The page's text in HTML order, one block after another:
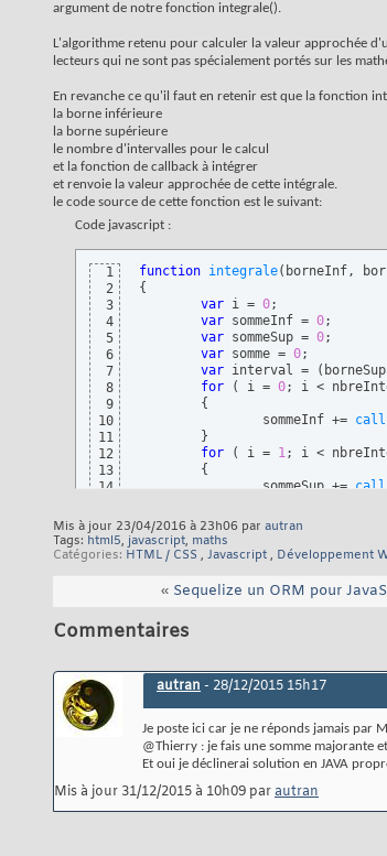
argument de notre fonction integrale().
L'algorithme retenu pour calculer la valeur approchée
lecteurs qui ne sont pas spécialement portés sur les
En revanche ce qu'il faut en retenir est que la fonction
la borne inférieure
la borne supérieure
le nombre d'intervalles pour le calcul
et la fonction de callback à intégrer
et renvoie la valeur approchée de cette intégrale.
le code source de cette fonction est le suivant:
Code javascript :
1
2
3
4
5
6
7
8
9
10
11
12
13
14
16
17
18
function integrale( borneInf,
{
var i = 0;
var sommeInf = 0;
var sommeSup = 0;
var somme = 0;
var interval = (
for
( i = 0; i <
{
		sommeInf +=
}
for
( i = 1; i <
{
		sommeSup +=
	somme =
sommeInf +
return
}
Mis à jour 23/04/2016 à 23h06 par autran
Tags: html5, javascript, maths
Catégories HTML / CSS , Javascript , Développement
« Sequelize un ORM pour
Commentaires
autran- 28/12/2015 15h17
Je poste ici car je ne réponds jamais par
@Thierry : je fais une somme majorante
Et oui je déclinerai solution en JAVA
Mis à jour 31/12/2015 à 10h09 parautran